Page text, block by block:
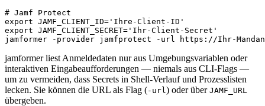
# Jamf Protect
export JAMF_CLIENT_ID='Ihre-Client-ID'
export JAMF_CLIENT_SECRET='Ihr-Client-Secret'
jamformer liest Anmeldedaten nur aus Umgebungsvariablen oder
interaktiven Eingabeaufforderungen — niemals aus CLI-Flags —
um zu vermeiden, dass Secrets in Shell-Verlauf und Prozesslisten
lecken. Sie können die URL als Flag (-url ) oder über JAMF_URL
übergeben.